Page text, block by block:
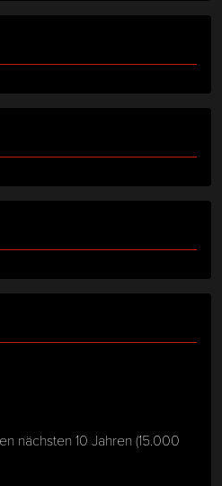
nächsten 10 Jahren (15.000